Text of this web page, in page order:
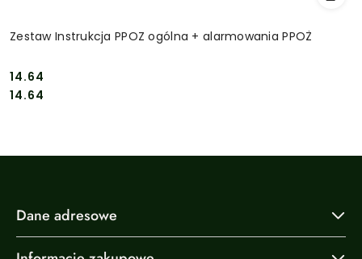
Zestaw Instrukcja PPOZ ogólna + alarmowania PPOŻ
Cena:
14.64
Cena:
14.64
Dane adresowe